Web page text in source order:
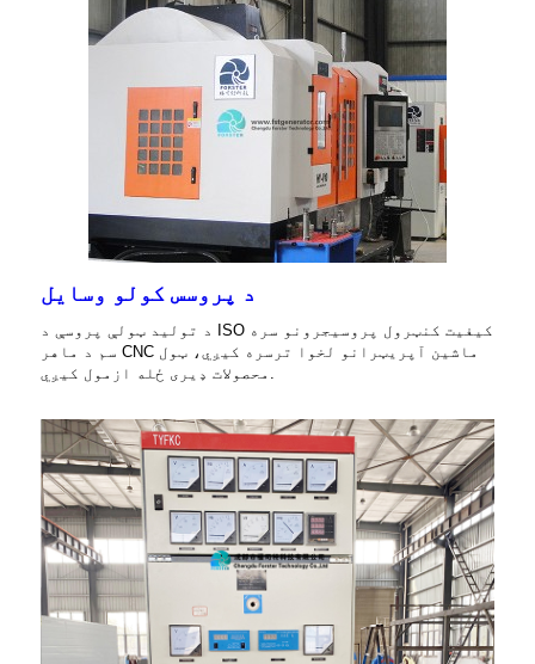
د پروسس کولو وسایل
د تولید ټولې پروسې د ISO کیفیت کنټرول پروسیجرونو سره
سم د ماهر CNC ماشین آپریټرانو لخوا ترسره کیږي، ټول
محصولات ډیری ځله ازمول کیږي.